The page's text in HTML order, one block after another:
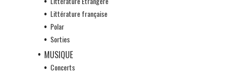
Littérature française
Polar
Sorties
MUSIQUE
Concerts